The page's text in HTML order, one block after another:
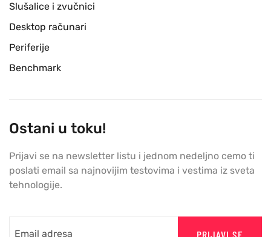
Slušalice i zvučnici
Desktop računari
Periferije
Benchmark
Ostani u toku!
Prijavi se na newsletter listu i jednom nedeljno cemo ti
poslati email sa najnovijim testovima i vestima iz sveta
tehnologije.